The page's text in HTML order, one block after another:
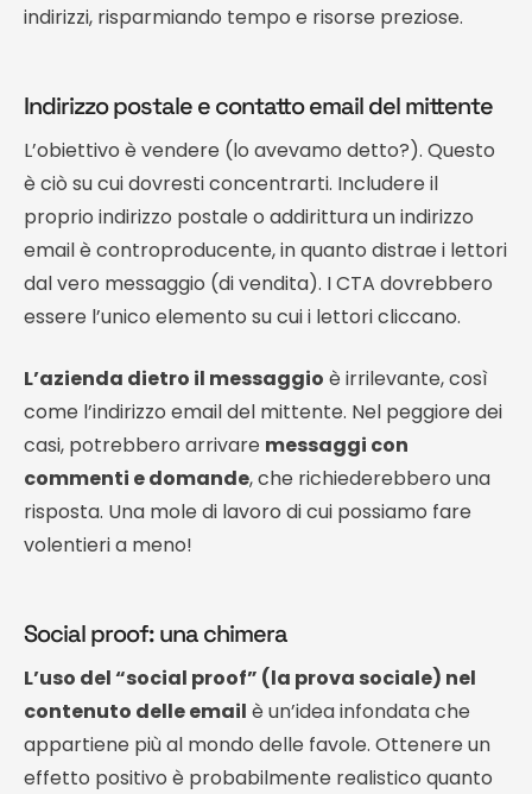
indirizzi, risparmiando tempo e risorse preziose.
Indirizzo postale e contatto email del mittente
L’obiettivo è vendere (lo avevamo detto?). Questo
è ciò su cui dovresti concentrarti. Includere il
proprio indirizzo postale o addirittura un indirizzo
email è controproducente, in quanto distrae i lettori
dal vero messaggio (di vendita). I CTA dovrebbero
essere l’unico elemento su cui i lettori cliccano.
L’azienda dietro il messaggio è irrilevante, così
come l’indirizzo email del mittente. Nel peggiore dei
casi, potrebbero arrivare messaggi con
commenti e domande, che richiederebbero una
risposta. Una mole di lavoro di cui possiamo fare
volentieri a meno!
Social proof: una chimera
L’uso del “social proof” (la prova sociale) nel
contenuto delle email è un’idea infondata che
appartiene più al mondo delle favole. Ottenere un
effetto positivo è probabilmente realistico quanto